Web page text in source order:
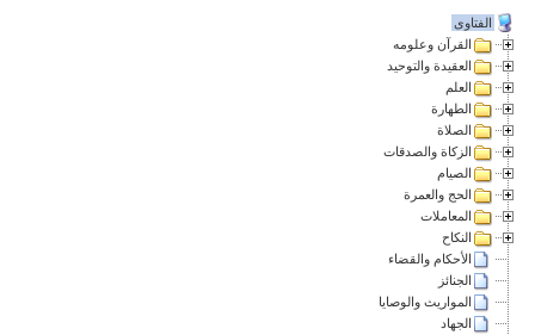
الفتاوى
القرآن وعلومه
العقيدة والتوحيد
العلم
الطهارة
الصلاة
الزكاة والصدقات
الصيام
الحج والعمرة
المعاملات
النكاح
الأحكام والقضاء
الجنائز
المواريث والوصايا
الجهاد